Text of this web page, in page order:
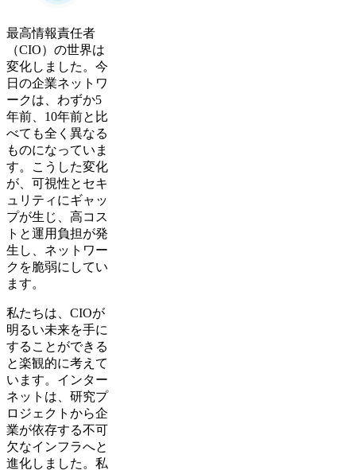
最高情報責任者
（CIO）の世界は
変化しました。今
日の企業ネットワ
ークは、わずか5
年前、10年前と比
べても全く異なる
ものになっていま
す。こうした変化
が、可視性とセキ
ュリティにギャッ
プが生じ、高コス
トと運用負担が発
生し、ネットワー
クを脆弱にしてい
ます。
私たちは、CIOが
明るい未来を手に
することができる
と楽観的に考えて
います。インター
ネットは、研究プ
ロジェクトから企
業が依存する不可
欠なインフラへと
進化しました。私